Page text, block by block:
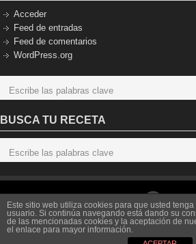
Acceder
Feed de entradas
Feed de comentarios
WordPress.org
BUSCA TU RECETA
Copyright © 2026 Enemigos del gluten. All
WordPress| Theme:
Este sitio web utiliza cookies para que usted
usuario. Si continúa navegando está dando su
de las mencionadas cookies y la aceptación de
el enlace para mayor información.